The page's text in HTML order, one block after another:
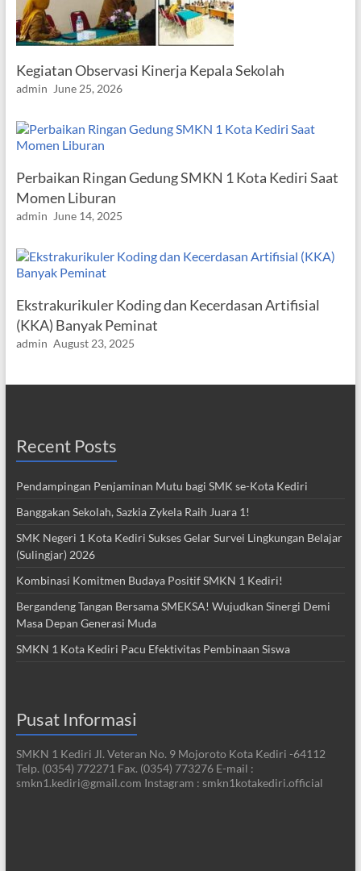
Kegiatan Observasi Kinerja Kepala Sekolah
admin June 25, 2026
Perbaikan Ringan Gedung SMKN 1 Kota Kediri Saat
Momen Liburan
admin June 14, 2025
Ekstrakurikuler Koding dan Kecerdasan Artifisial
(KKA) Banyak Peminat
admin August 23, 2025
Recent Posts
Pendampingan Penjaminan Mutu bagi SMK se-Kota Kediri
Banggakan Sekolah, Sazkia Zykela Raih Juara 1!
SMK Negeri 1 Kota Kediri Sukses Gelar Survei Lingkungan Belajar
(Sulingjar) 2026
Kombinasi Komitmen Budaya Positif SMKN 1 Kediri!
Bergandeng Tangan Bersama SMEKSA! Wujudkan Sinergi Demi
Masa Depan Generasi Muda
SMKN 1 Kota Kediri Pacu Efektivitas Pembinaan Siswa
Pusat Informasi
SMKN 1 Kediri Jl. Veteran No. 9 Mojoroto Kota Kediri -64112
Telp. (0354) 772271 Fax. (0354) 773276 E-mail :
smkn1.kediri@gmail.com Instagram : smkn1kotakediri.official